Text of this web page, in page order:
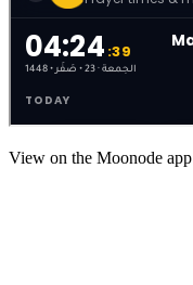
View on the Moonode app